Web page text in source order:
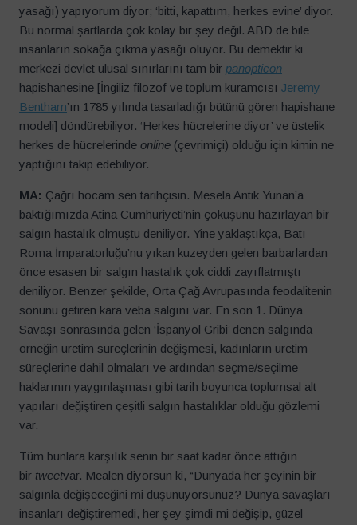
yasağı) yapıyorum diyor; ‘bitti, kapattım, herkes evine’ diyor.
Bu normal şartlarda çok kolay bir şey değil. ABD de bile
insanların sokağa çıkma yasağı oluyor. Bu demektir ki
merkezi devlet ulusal sınırlarını tam bir panopticon
hapishanesine [İngiliz filozof ve toplum kuramcısı Jeremy
Bentham’ın 1785 yılında tasarladığı bütünü gören hapishane
modeli] döndürebiliyor. ‘Herkes hücrelerine diyor’ ve üstelik
herkes de hücrelerinde online (çevrimiçi) olduğu için kimin ne
yaptığını takip edebiliyor.
MA: Çağrı hocam sen tarihçisin. Mesela Antik Yunan’a
baktığımızda Atina Cumhuriyeti’nin çöküşünü hazırlayan bir
salgın hastalık olmuştu deniliyor. Yine yaklaştıkça, Batı
Roma İmparatorluğu’nu yıkan kuzeyden gelen barbarlardan
önce esasen bir salgın hastalık çok ciddi zayıflatmıştı
deniliyor. Benzer şekilde, Orta Çağ Avrupasında feodalitenin
sonunu getiren kara veba salgını var. En son 1. Dünya
Savaşı sonrasında gelen ‘İspanyol Gribi’ denen salgında
örneğin üretim süreçlerinin değişmesi, kadınların üretim
süreçlerine dahil olmaları ve ardından seçme/seçilme
haklarının yaygınlaşması gibi tarih boyunca toplumsal alt
yapıları değiştiren çeşitli salgın hastalıklar olduğu gözlemi
var.
Tüm bunlara karşılık senin bir saat kadar önce attığın
bir tweetvar. Mealen diyorsun ki, “Dünyada her şeyinin bir
salgınla değişeceğini mi düşünüyorsunuz? Dünya savaşları
insanları değiştiremedi, her şey şimdi mi değişip, güzel